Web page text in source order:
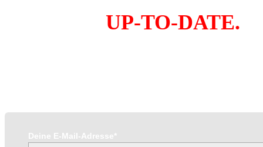
UP-TO-DATE.
Deine E-Mail-Adresse*